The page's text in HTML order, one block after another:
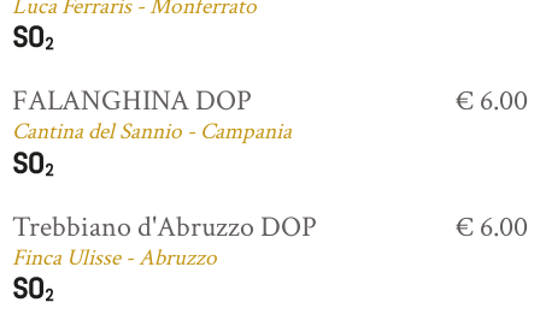
Luca Ferraris - Monferrato
FALANGHINA DOP
Cantina del Sannio - Campania
€ 6.00
Trebbiano d'Abruzzo DOP
Finca Ulisse - Abruzzo
€ 6.00